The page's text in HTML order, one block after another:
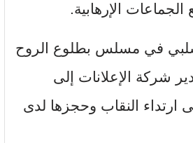
الإرهابية.
شلبي في مسلس بطلوع الروح
شركة الإعلانات إلى
ارتداء النقاب وحجزها لدى